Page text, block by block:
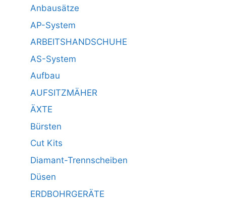
Anbausätze
AP-System
ARBEITSHANDSCHUHE
AS-System
Aufbau
AUFSITZMÄHER
ÄXTE
Bürsten
Cut Kits
Diamant-Trennscheiben
Düsen
ERDBOHRGERÄTE